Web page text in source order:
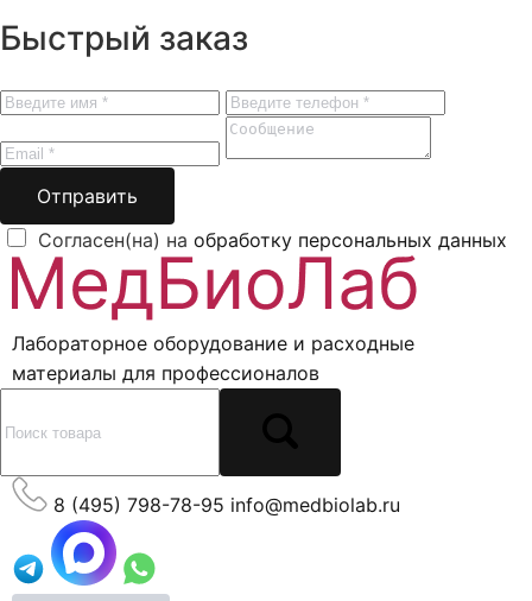
Быстрый заказ
Отправить
Согласен(на) на обработку персональных данных
Лабораторное оборудование и расходные
материалы для профессионалов
8 (495) 798-78-95 info@medbiolab.ru